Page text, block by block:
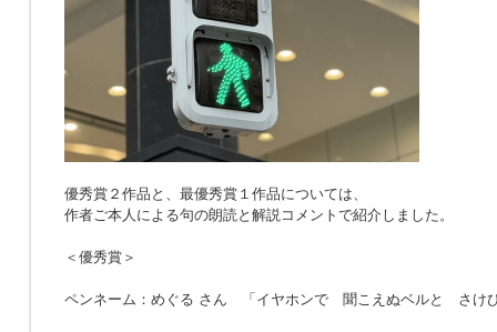
優秀賞２作品と、最優秀賞１作品については、
作者ご本人による句の朗読と解説コメントで紹介しました。
＜優秀賞＞
ペンネーム：めぐる さん 「イヤホンで 聞こえぬベルと さけ